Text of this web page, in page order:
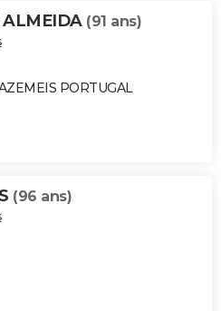
ALMEIDA (91 ans)
PORTUGAL
(96 ans)